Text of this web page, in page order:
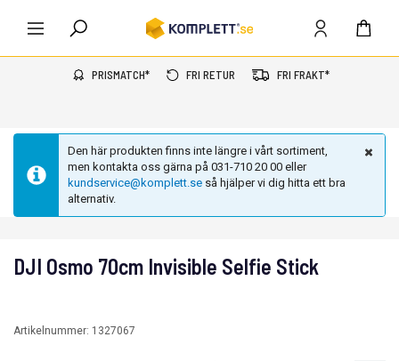
PRISMATCH* FRI RETUR FRI FRAKT*
Den här produkten finns inte längre i vårt sortiment,
men kontakta oss gärna på 031-710 20 00 eller
kundservice@komplett.se så hjälper vi dig hitta ett bra
alternativ.
DJI Osmo 70cm Invisible Selfie Stick
Artikelnummer: 1327067